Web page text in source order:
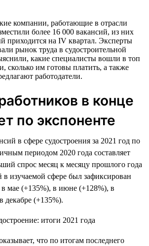
компании, работающие в отрасли
более 16 000 вакансий, из них
приходится на IV квартал. Эксперты
рынок труда в судостроительной
какие специалисты вошли в топ
сколько им готовы платить, а также
работодатели.
в конце
по экспоненте
в сфере судостроения за 2021 год по
периодом 2020 года составляет
спрос месяц к месяцу прошлого года
в изучаемой сфере был зафиксирован
в мае (+135%), в июне (+128%), в
декабре (+135%).
что по итогам последнего